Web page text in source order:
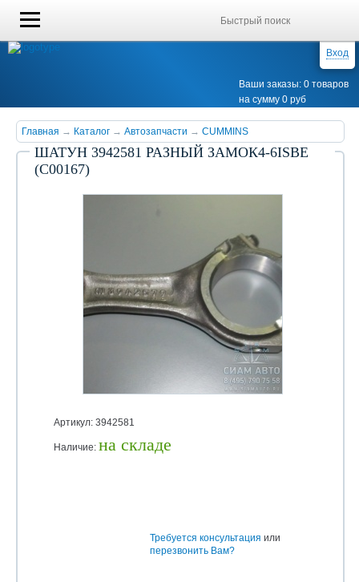
Вход
Ваши заказы: 0 товаров
на сумму 0 руб
Главная → Каталог → Автозапчасти → CUMMINS
ШАТУН 3942581 РАЗНЫЙ ЗАМОК4-6ISBE
(С00167)
Артикул: 3942581
Наличие: на складе
Требуется консультация или
перезвонить Вам?